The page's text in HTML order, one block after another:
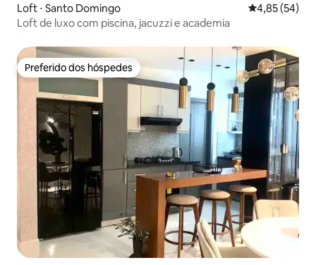
Loft ⋅ Santo Domingo 4,85 de uma
4,85 (54)
Loft de luxo com piscina, jacuzzi e academia
Preferido dos hóspedes
Preferido dos hóspedes